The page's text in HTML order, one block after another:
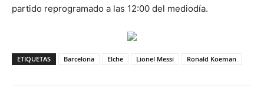
partido reprogramado a las 12:00 del mediodía.
ETIQUETAS Barcelona Elche Lionel Messi Ronald Koeman